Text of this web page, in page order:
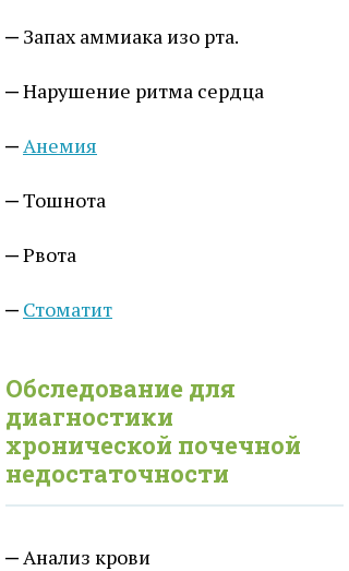
Запах аммиака изо рта.
Нарушение ритма сердца
Анемия
Тошнота
Рвота
Стоматит
Обследование для
диагностики
хронической почечной
недостаточности
Анализ крови